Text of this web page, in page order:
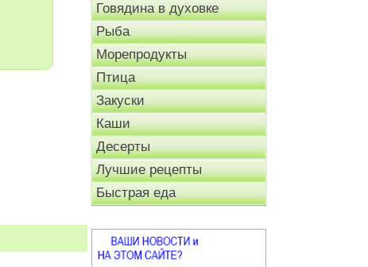
Говядина в духовке
Рыба
Морепродукты
Птица
Закуски
Каши
Десерты
Лучшие рецепты
Быстрая еда